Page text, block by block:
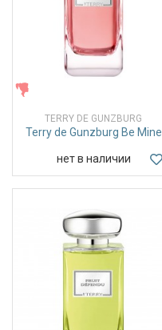
TERRY DE GUNZBURG
Terry de Gunzburg Be Mine
нет в наличии